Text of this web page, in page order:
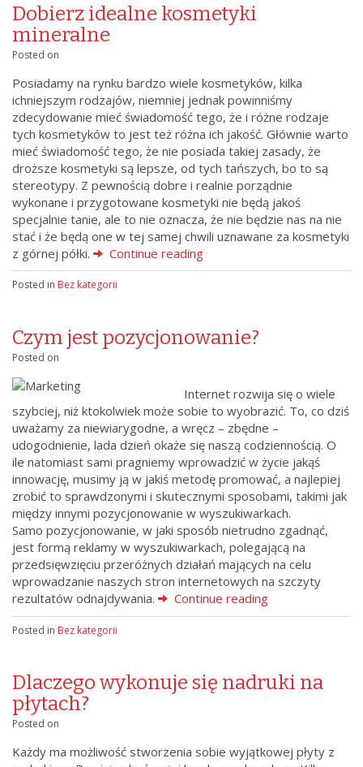
Dobierz idealne kosmetyki
mineralne
Posted on
Posiadamy na rynku bardzo wiele kosmetyków, kilka
ichniejszym rodzajów, niemniej jednak powinniśmy
zdecydowanie mieć świadomość tego, że i różne rodzaje
tych kosmetyków to jest też różna ich jakość. Głównie warto
mieć świadomość tego, że nie posiada takiej zasady, że
droższe kosmetyki są lepsze, od tych tańszych, bo to są
stereotypy. Z pewnością dobre i realnie porządnie
wykonane i przygotowane kosmetyki nie będą jakoś
specjalnie tanie, ale to nie oznacza, że nie będzie nas na nie
stać i że będą one w tej samej chwili uznawane za kosmetyki
z górnej półki.
Continue reading
Posted in Bez kategorii
Czym jest pozycjonowanie?
Posted on
Internet rozwija się o wiele
szybciej, niż ktokolwiek może sobie to wyobrazić. To, co dziś
uważamy za niewiarygodne, a wręcz – zbędne –
udogodnienie, lada dzień okaże się naszą codziennością. O
ile natomiast sami pragniemy wprowadzić w życie jakąś
innowację, musimy ją w jakiś metodę promować, a najlepiej
zrobić to sprawdzonymi i skutecznymi sposobami, takimi jak
między innymi pozycjonowanie w wyszukiwarkach.
Samo pozycjonowanie, w jaki sposób nietrudno zgadnąć,
jest formą reklamy w wyszukiwarkach, polegającą na
przedsięwzięciu przeróżnych działań mających na celu
wprowadzanie naszych stron internetowych na szczyty
rezultatów odnajdywania.
Continue reading
Posted in Bez kategorii
Dlaczego wykonuje się nadruki na
płytach?
Posted on
Każdy ma możliwość stworzenia sobie wyjątkowej płyty z